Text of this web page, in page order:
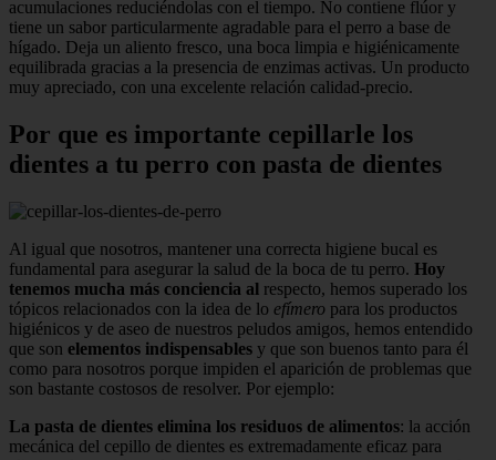
acumulaciones reduciéndolas con el tiempo. No contiene flúor y
tiene un sabor particularmente agradable para el perro a base de
hígado. Deja un aliento fresco, una boca limpia e higiénicamente
equilibrada gracias a la presencia de enzimas activas. Un producto
muy apreciado, con una excelente relación calidad-precio.
Por que es importante cepillarle los
dientes a tu perro con pasta de dientes
Al igual que nosotros, mantener una correcta higiene bucal es
fundamental para asegurar la salud de la boca de tu perro. Hoy
tenemos mucha más conciencia al respecto, hemos superado los
tópicos relacionados con la idea de lo efímero para los productos
higiénicos y de aseo de nuestros peludos amigos, hemos entendido
que son elementos indispensables y que son buenos tanto para él
como para nosotros porque impiden el aparición de problemas que
son bastante costosos de resolver. Por ejemplo:
La pasta de dientes elimina los residuos de alimentos: la acción
mecánica del cepillo de dientes es extremadamente eficaz para